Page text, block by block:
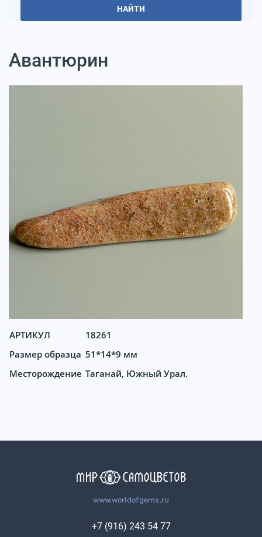
НАЙТИ
Авантюрин
АРТИКУЛ
18261
Размер образца 51*14*9 мм
Месторождение Таганай, Южный Урал.
www.worldofgems.ru
+7 (916) 243 54 77